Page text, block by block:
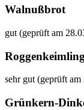
Walnußbrot
gut (geprüft am
Roggenkeimling
sehr gut (geprüft
Grünkern-